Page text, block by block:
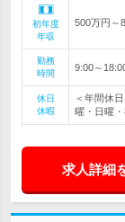
初年度
年収
500万円～
勤務
時間
9:00～
休日
休暇
＜年間休
曜・日曜
求人詳細